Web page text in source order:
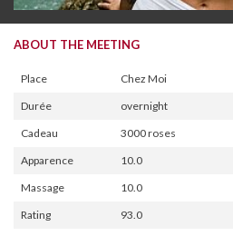
ABOUT THE MEETING
Place
Chez Moi
Durée
overnight
Cadeau
3000 roses
Apparence
10.0
Massage
10.0
Rating
93.0